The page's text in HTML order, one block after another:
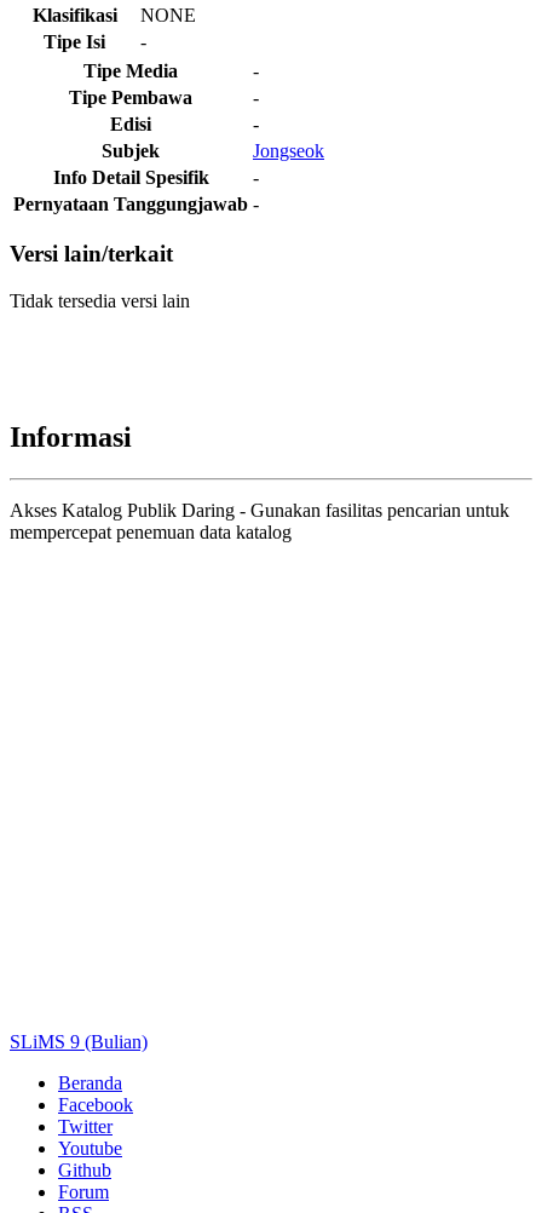
Klasifikasi
NONE
Tipe Isi
-
Tipe Media
-
Tipe Pembawa
-
Edisi
-
Subjek
Jongseok
Info Detail Spesifik
-
Pernyataan Tanggungjawab -
Versi lain/terkait
Tidak tersedia versi lain
Informasi
Akses Katalog Publik Daring - Gunakan fasilitas pencarian untuk
mempercepat penemuan data katalog
SLiMS 9 (Bulian)
Beranda
Facebook
Twitter
Youtube
Github
Forum